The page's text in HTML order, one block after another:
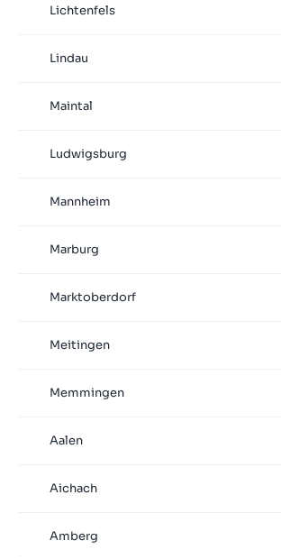
Lichtenfels
Lindau
Maintal
Ludwigsburg
Mannheim
Marburg
Marktoberdorf
Meitingen
Memmingen
Aalen
Aichach
Amberg